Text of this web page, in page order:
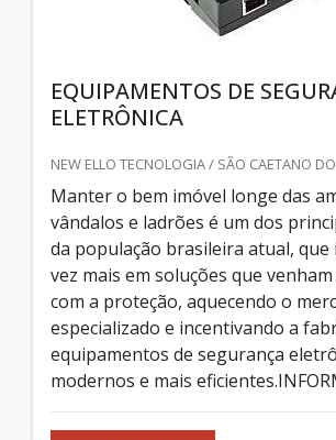
EQUIPAMENTOS DE
ELETRÔNICA
NEW ELLO TECNOLOGIA / SÃO CAETANO
Manter o bem imóvel longe das
vândalos e ladrões é um dos
da população brasileira atual, que
vez mais em soluções que
com a proteção, aquecendo o
especializado e incentivando a
equipamentos de segurança
modernos e mais